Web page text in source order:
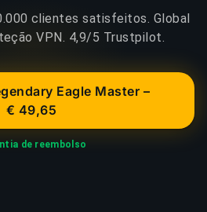
clientes satisfeitos. Global
VPN. 4,9/5 Trustpilot.
Eagle Master –
€ 49,65
de reembolso